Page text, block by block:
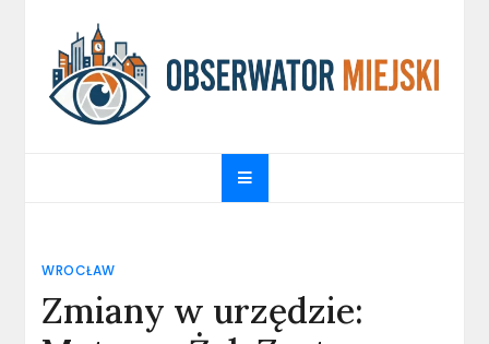
content
obserwatormiejski.pl
WROCŁAW
Zmiany w urzędzie: